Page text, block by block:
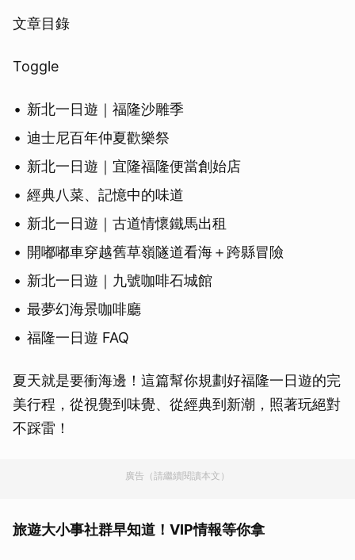
文章目錄
Toggle
新北一日遊｜福隆沙雕季
迪士尼百年仲夏歡樂祭
新北一日遊｜宜隆福隆便當創始店
經典八菜、記憶中的味道
新北一日遊｜古道情懷鐵馬出租
開嘟嘟車穿越舊草嶺隧道看海＋跨縣冒險
新北一日遊｜九號咖啡石城館
最夢幻海景咖啡廳
福隆一日遊 FAQ
夏天就是要衝海邊！這篇幫你規劃好福隆一日遊的完
美行程，從視覺到味覺、從經典到新潮，照著玩絕對
不踩雷！
廣告（請繼續閱讀本文）
旅遊大小事社群早知道！VIP情報等你拿